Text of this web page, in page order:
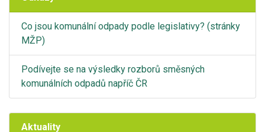
Co jsou komunální odpady podle legislativy? (stránky
MŽP)
Podívejte se na výsledky rozborů směsných
komunálních odpadů napříč ČR
Aktuality